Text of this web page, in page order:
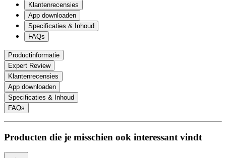
Klantenrecensies
App downloaden
Specificaties & Inhoud
FAQs
Productinformatie
Expert Review
Klantenrecensies
App downloaden
Specificaties & Inhoud
FAQs
Producten die je misschien ook interessant vindt